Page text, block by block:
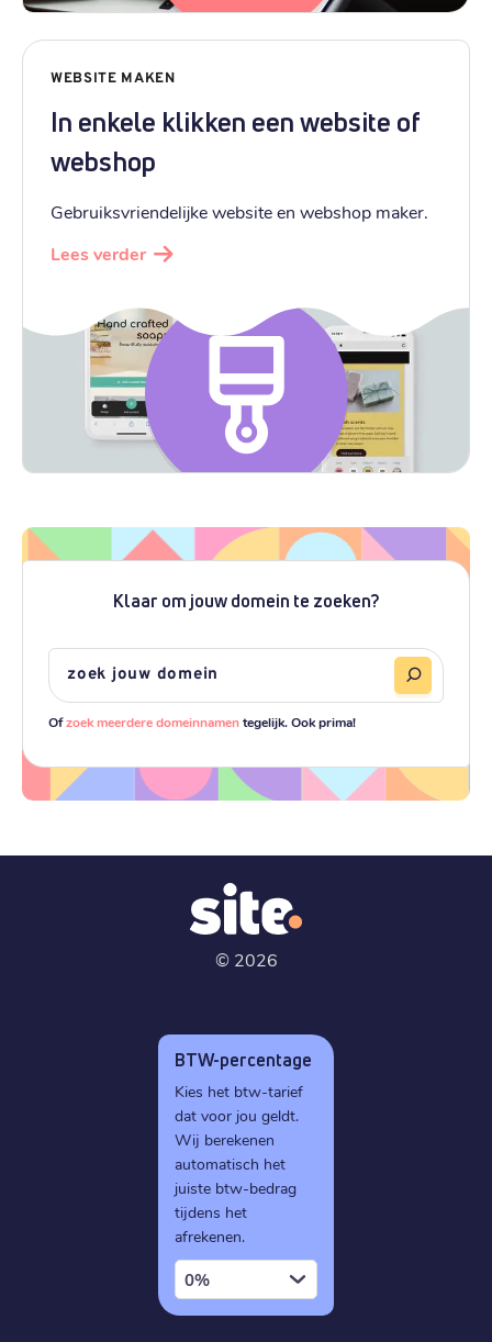
WEBSITE MAKEN
In enkele klikken een website of
webshop
Gebruiksvriendelijke website en webshop maker.
Lees verder
Klaar om jouw domein te zoeken?
Ofzoek meerdere domeinnamentegelijk. Ook prima!
© 2026
BTW-percentage
Kies het btw-tarief
dat voor jou geldt.
Wij berekenen
automatisch het
juiste btw-bedrag
tijdens het
afrekenen.
0%